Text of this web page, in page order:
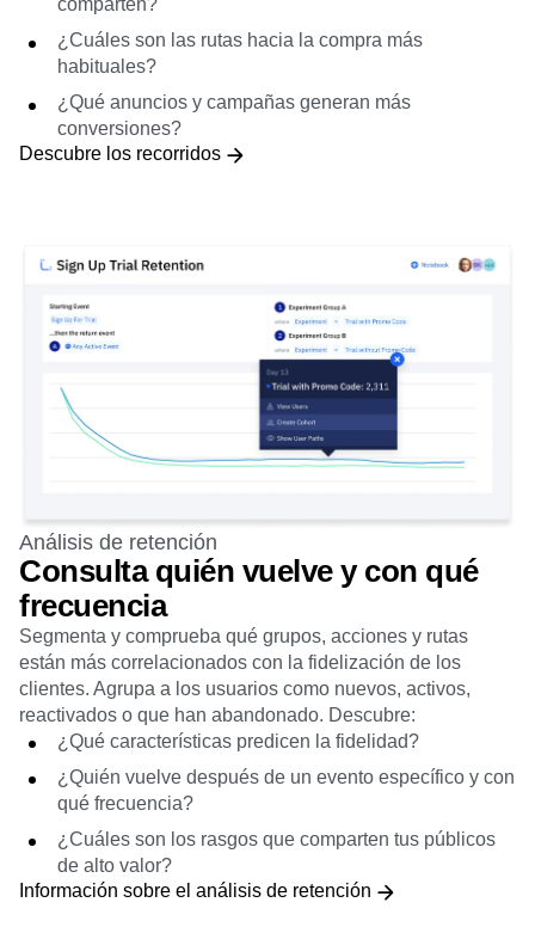
comparten?
¿Cuáles son las rutas hacia la compra más
habituales?
¿Qué anuncios y campañas generan más
conversiones?
Descubre los recorridos
Análisis de retención
Consulta quién vuelve y con qué
frecuencia
Segmenta y comprueba qué grupos, acciones y rutas
están más correlacionados con la fidelización de los
clientes. Agrupa a los usuarios como nuevos, activos,
reactivados o que han abandonado. Descubre:
¿Qué características predicen la fidelidad?
¿Quién vuelve después de un evento específico y con
qué frecuencia?
¿Cuáles son los rasgos que comparten tus públicos
de alto valor?
Información sobre el análisis de retención